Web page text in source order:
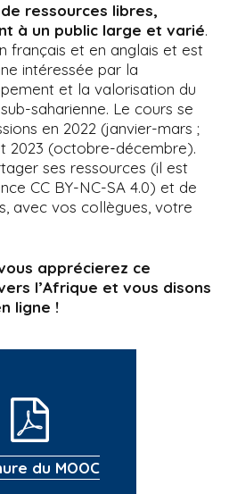
ressources libres,
à un public large et varié.
français et en anglais et est
intéressée par la
et la valorisation du
saharienne. Le cours se
en 2022 (janvier-mars ;
2023 (octobre-décembre).
ses ressources (il est
CC BY-NC-SA 4.0) et de
avec vos collègues, votre
apprécierez ce
l’Afrique et vous disons
ligne !
du MOOC